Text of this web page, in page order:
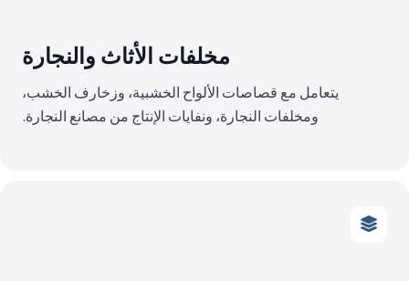
مخلفات الأثاث والنجارة
يتعامل مع قصاصات الألواح الخشبية، وزخارف الخشب،
ومخلفات النجارة، ونفايات الإنتاج من مصانع النجارة.